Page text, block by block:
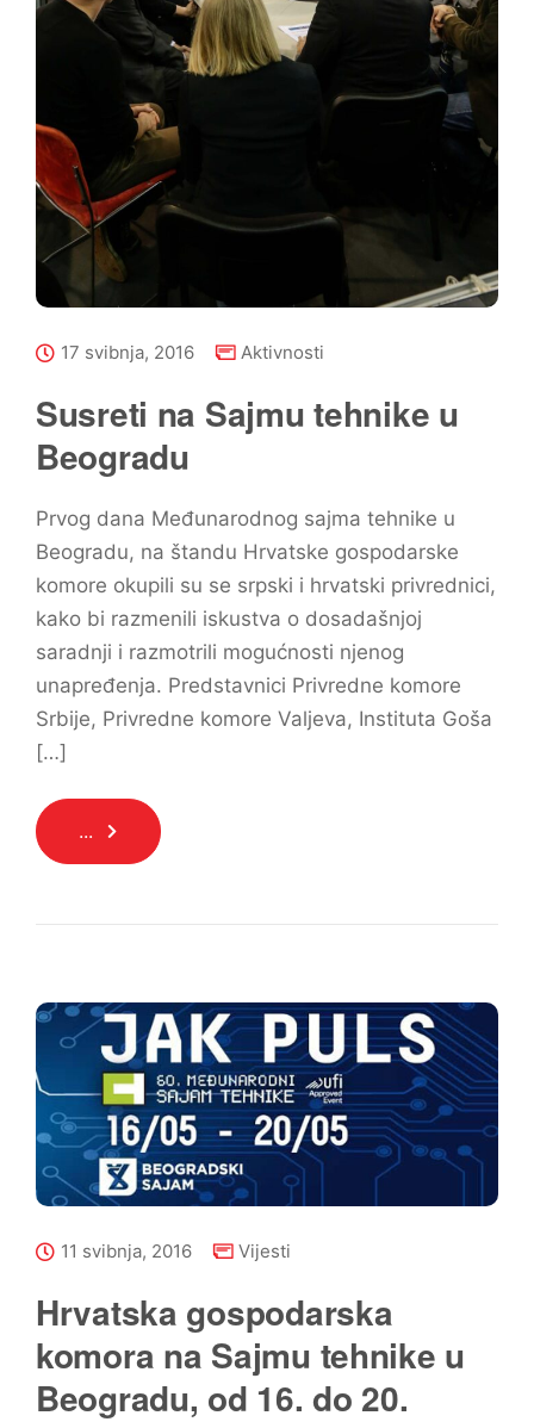
17 svibnja, 2016 Aktivnosti
Susreti na Sajmu tehnike u
Beogradu
Prvog dana Međunarodnog sajma tehnike u
Beogradu, na štandu Hrvatske gospodarske
komore okupili su se srpski i hrvatski privrednici,
kako bi razmenili iskustva o dosadašnjoj
saradnji i razmotrili mogućnosti njenog
unapređenja. Predstavnici Privredne komore
Srbije, Privredne komore Valjeva, Instituta Goša
[…]
...
11 svibnja, 2016 Vijesti
Hrvatska gospodarska
komora na Sajmu tehnike u
Beogradu, od 16. do 20.